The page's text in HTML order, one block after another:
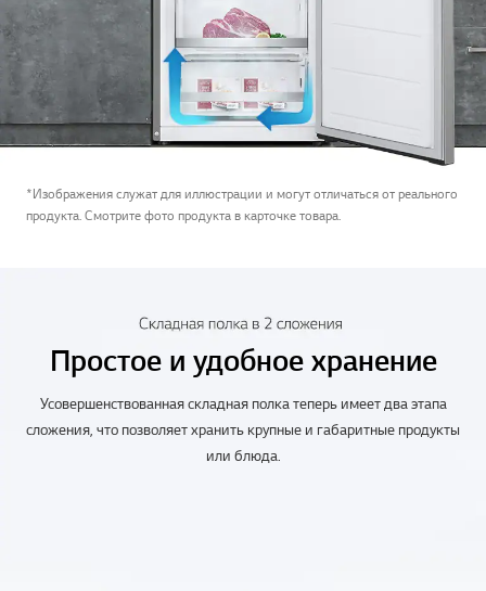
*Изображения служат для иллюстрации и могут отличаться от реального
продукта. Смотрите фото продукта в карточке товара.
Простое и удобное хранение
Усовершенствованная складная полка теперь имеет два этапа
сложения, что позволяет хранить крупные и габаритные продукты
или блюда.